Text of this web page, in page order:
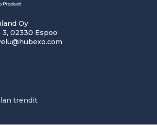
Oy
02330 Espoo
trendit